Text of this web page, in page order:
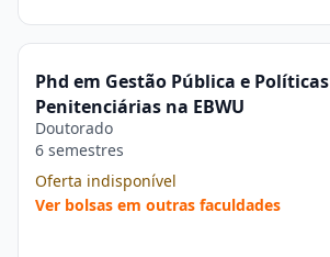
Phd em Gestão Pública e Políticas
Penitenciárias na EBWU
Doutorado
6 semestres
Oferta indisponível
Ver bolsas em outras faculdades